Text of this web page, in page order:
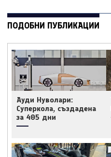
ПОДОБНИ ПУБЛИКАЦИИ
Ауди Нуволари:
Суперкола, създадена
за 405 дни